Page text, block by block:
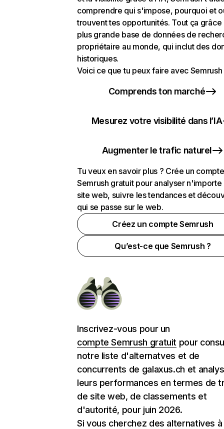
comprendre qui s'impose, pourquoi et
trouvent tes opportunités. Tout ça grâce
plus grande base de données de
propriétaire au monde, qui inclut des
historiques.
Voici ce que tu peux faire avec Semrush
Comprends ton marché
Mesurez votre visibilité dans l’IA
Augmenter le trafic naturel
Tu veux en savoir plus ? Crée un compte
Semrush gratuit pour analyser n'importe
site web, suivre les tendances et
qui se passe sur le web.
Créez un compte Semrush
Qu’est-ce que Semrush ?
Inscrivez-vous pour un
compte Semrush gratuit pour
notre liste d'alternatves et de
concurrents de galaxus.ch et
leurs performances en termes de
de site web, de classements et
d'autorité, pour juin 2026.
Si vous cherchez des alternatives à